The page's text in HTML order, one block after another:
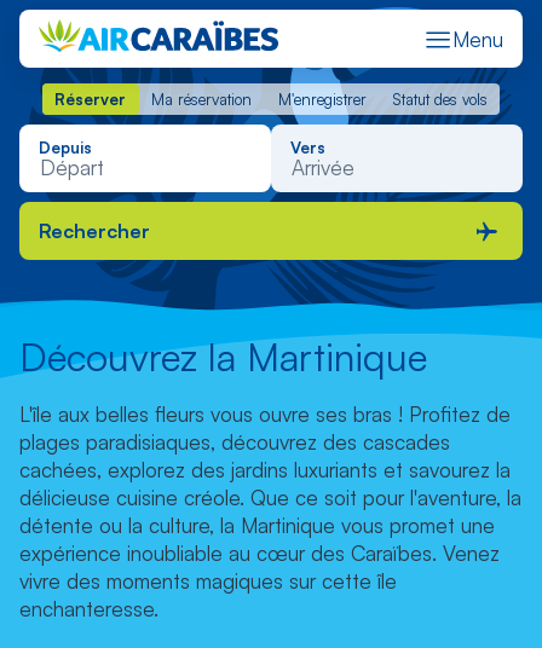
Menu
Réserver Ma réservation M'enregistrer Statut des vols
Réserver Ma réservation M'enregistrer Statut des vols
Depuis Vers
Rechercher
Découvrez la Martinique
L'île aux belles fleurs vous ouvre ses bras ! Profitez de
plages paradisiaques, découvrez des cascades
cachées, explorez des jardins luxuriants et savourez la
délicieuse cuisine créole. Que ce soit pour l'aventure, la
détente ou la culture, la Martinique vous promet une
expérience inoubliable au cœur des Caraïbes. Venez
vivre des moments magiques sur cette île
enchanteresse.